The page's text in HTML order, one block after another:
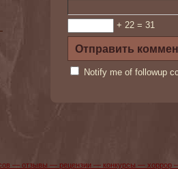
+ 22 = 31
Notify me of followup
— отзывы — рецензии — конкурсы —